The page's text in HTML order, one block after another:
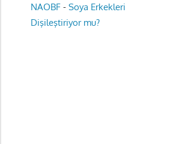
NAOBF- Soya Erkekleri
Dişileştiriyor mu?